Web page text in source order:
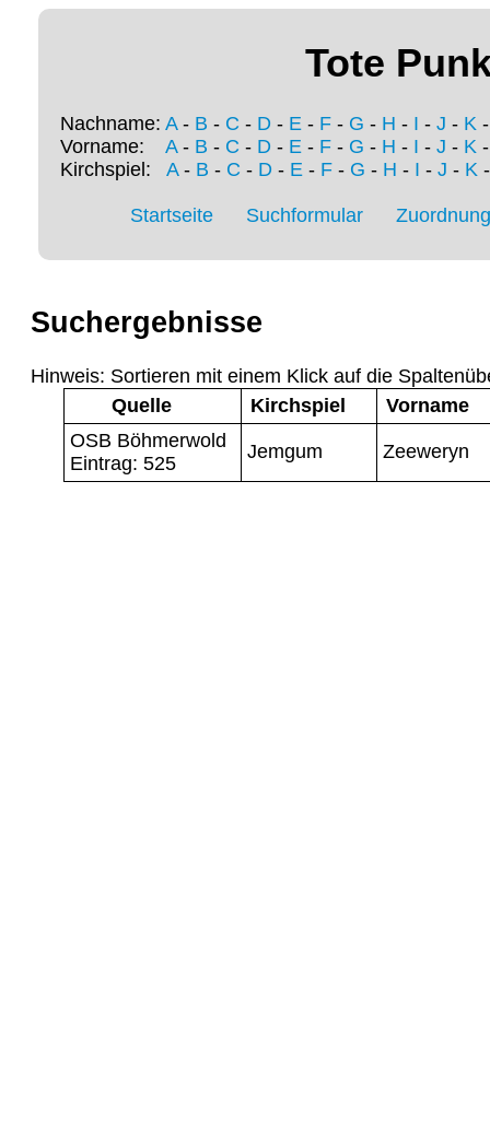
Tote
Nachname: A- B - C - D - E - F - G - H - I - J - K
Vorname: A- B - C - D - E - F - G - H - I - J - K
Kirchspiel: A- B - C - D- E- F- G - H - I - J - K
Startseite Suchformular
Suchergebnisse
Hinweis: Sortieren mit einem Klick auf die
Quelle
Kirchspiel
Vorname
OSB Böhmerwold
Eintrag: 525
Jemgum Zeeweryn